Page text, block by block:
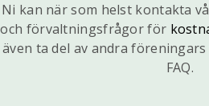
Ni kan när som helst kontakta
och förvaltningsfrågor för
även ta del av andra
FAQ.